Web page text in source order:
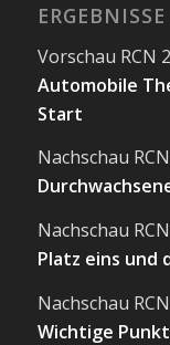
Vorschau RCN
Automobile
Start
Nachschau
Nachschau
Platz eins und
Nachschau
Wichtige